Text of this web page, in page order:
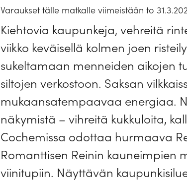
Varaukset tälle matkalle viimeistään to
Kiehtovia kaupunkeja, vehreitä
viikko keväisellä kolmen joen
sukeltamaan menneiden aikojen
siltojen verkostoon. Saksan
mukaansatempaavaa energiaa.
näkymistä – vihreitä kukkuloita,
Cochemissa odottaa hurmaava
Romanttisen Reinin kauneimpien
viinitupiin. Näyttävän